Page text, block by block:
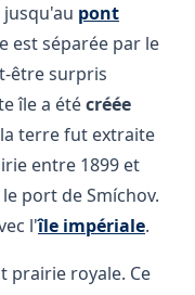
pont
est séparée par le
être surpris
île a étécréée
terre fut extraite
entre 1899 et
port de Smíchov.
l'île impériale.
prairie royale. Ce